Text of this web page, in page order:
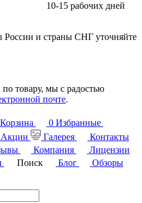
10-15 рабочих дней
России и страны СНГ уточняйте
товару, мы с радостью
почте.
Корзина 0 Избранные
Акции Галерея
Контакты
Компания
Лицензии
Поиск Блог
Обзоры